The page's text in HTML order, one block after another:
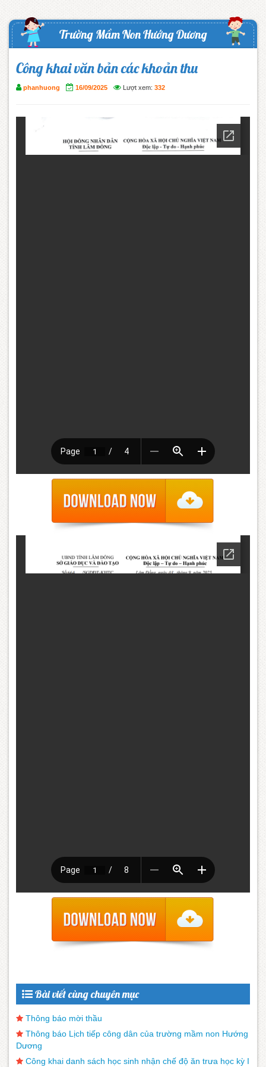
Trường Mầm Non Hướng Dương
Công khai văn bản các khoản thu
phanhuong 16/09/2025 Lượt xem: 332
Bài viết cùng chuyên mục
Thông báo mời thầu
Thông báo Lịch tiếp công dân của trường mầm non Hướng
Dương
Công khai danh sách học sinh nhận chế độ ăn trưa học kỳ I